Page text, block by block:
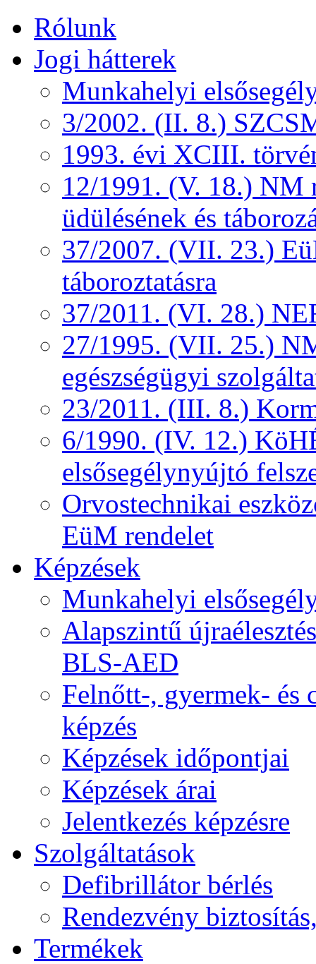
Rólunk
Jogi hátterek
Munkahelyi
3/2002. (II. 8.)
1993. évi XCIII.
12/1991. (V. 18.) NM
üdülésének és
37/2007. (VII. 23.)
táboroztatásra
37/2011. (VI. 28.)
27/1995. (VII. 25.)
egészségügyi
23/2011. (III. 8.)
6/1990. (IV. 12.)
elsősegélynyújtó
Orvostechnikai
EüM rendelet
Képzések
Munkahelyi
Alapszintű
BLS-AED
Felnőtt-, gyermek- és
képzés
Képzések időpontjai
Képzések árai
Jelentkezés képzésre
Szolgáltatások
Defibrillátor bérlés
Rendezvény
Termékek